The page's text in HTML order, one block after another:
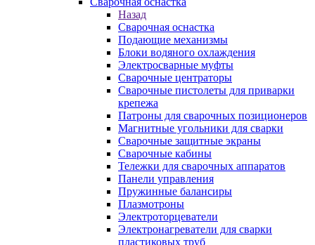
Назад
Сварочная оснастка
Подающие механизмы
Блоки водяного охлаждения
Электросварные муфты
Сварочные центраторы
Сварочные пистолеты для приварки
крепежа
Патроны для сварочных позиционеров
Магнитные угольники для сварки
Сварочные защитные экраны
Сварочные кабины
Тележки для сварочных аппаратов
Панели управления
Пружинные балансиры
Плазмотроны
Электроторцеватели
Электронагреватели для сварки
пластиковых труб